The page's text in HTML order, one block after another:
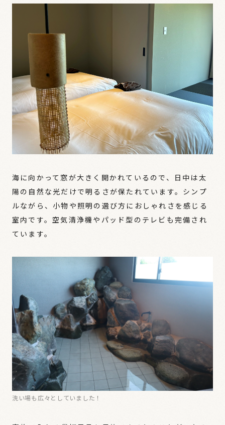
海に向かって窓が大きく開かれているので、日中は太
陽の自然な光だけで明るさが保たれています。シンプ
ルながら、小物や照明の選び方におしゃれさを感じる
室内です。空気清浄機やパッド型のテレビも完備され
ています。
洗い場も広々としていました！